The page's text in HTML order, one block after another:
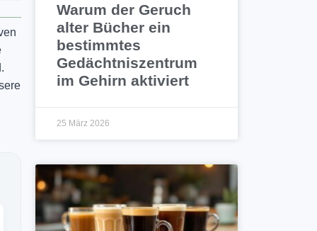
Warum der Geruch
alter Bücher ein
bestimmtes
Gedächtniszentrum
im Gehirn aktiviert
25 März 2026